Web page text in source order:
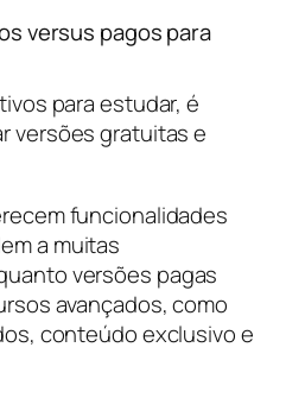
versus pagos para
para estudar, é
versões gratuitas e
funcionalidades
a muitas
versões pagas
avançados, como
conteúdo exclusivo e